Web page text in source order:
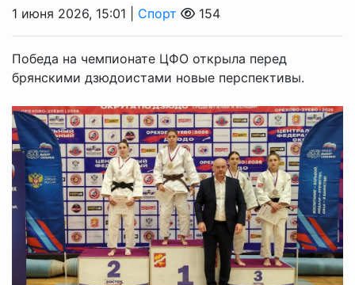
1 июня 2026, 15:01 | Спорт 154
Победа на чемпионате ЦФО открыла перед
брянскими дзюдоистами новые перспективы.